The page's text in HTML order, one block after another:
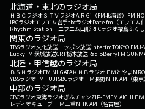
北海道・東北のラジオ局
ＨＢＣラジオＳＴＶラジオAIR-G'（FM北海道） FM
IBCラジオエフエム岩手tbcラジオDate fm（エフエム仙
Rhythm Station エフエム山形RFCラジオ福島ふく
関東のラジオ局
TBSラジオ文化放送ニッポン放送interfmTOKYO FMJ-
LuckyFM 茨城放送CRT栃木放送RadioBerryFM
北陸・甲信越のラジオ局
ＢＳＮラジオFM NIIGATAＫＮＢラジオ ＦＭとやま
YBSラジオFM FUJISBCラジオ ＦＭ長野NHK AM（東京）
中部のラジオ局
CBCラジオ東海ラジオぎふチャンZIP-FMFM AICHI Ｆ
レディオキューブ ＦＭ三重NHK AM（名古屋）